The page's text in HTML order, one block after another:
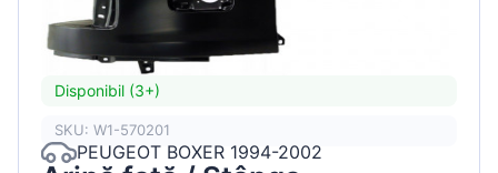
Disponibil (3+)
SKU: W1-570201
PEUGEOT BOXER 1994-2002